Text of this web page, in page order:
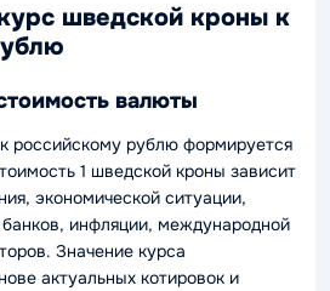
шведской кроны к
валюты
российскому рублю формируется
1 шведской кроны зависит
экономической ситуации,
инфляции, международной
Значение курса
актуальных котировок и